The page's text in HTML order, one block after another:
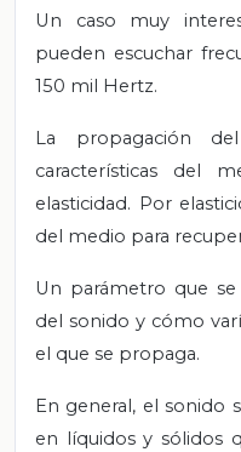
Un caso muy
pueden escuchar
150 mil Hertz.
La propagación
características del
elasticidad. Por
del medio para
Un parámetro que
del sonido y cómo
el que se propaga.
En general, el sonido
en líquidos y sólidos